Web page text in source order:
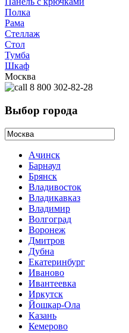
Полка
Рама
Стеллаж
Стол
Тумба
Шкаф
Москва
8 800 302-82-28
Выбор города
Ачинск
Барнаул
Брянск
Владивосток
Владикавказ
Владимир
Волгоград
Воронеж
Дмитров
Дубна
Екатеринбург
Иваново
Ивантеевка
Иркутск
Йошкар-Ола
Казань
Кемерово